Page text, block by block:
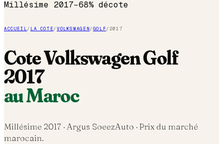
Millésime 2017−68% décote
ACCUEIL/ LA COTE/VOLKSWAGEN/GOLF/2017
CoteVolkswagenGolf
2017
au Maroc
Millésime 2017 · Argus SoeezAuto · Prix du marché
marocain.